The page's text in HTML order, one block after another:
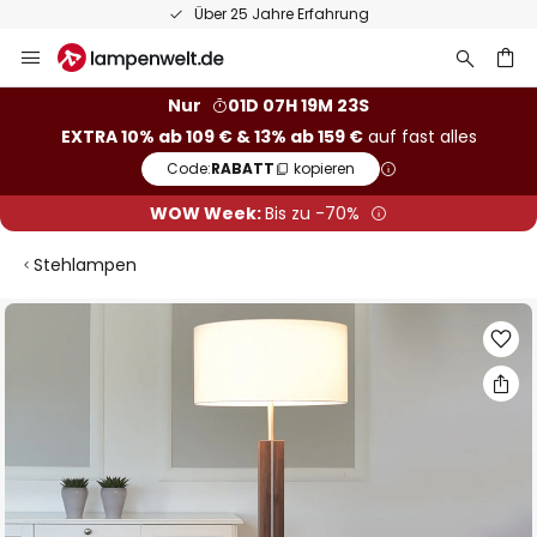
Über 25 Jahre Erfahrung
Inhalt
Nur
01D 07H 19M 22S
EXTRA 10% ab 109 € & 13% ab 159 €auf fast alles
Code:RABATT kopieren
WOW Week:Bis zu -70%
Stehlampen
Zum